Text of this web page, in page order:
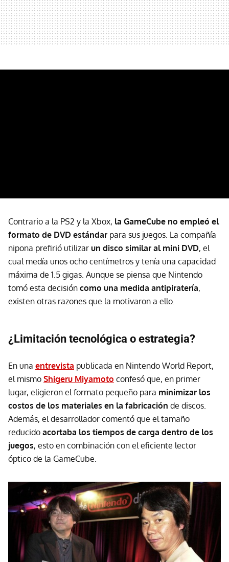
Contrario a la PS2 y la Xbox, la GameCube no empleó el
formato de DVD estándar para sus juegos. La compañía
nipona prefirió utilizar un disco similar al mini DVD, el
cual medía unos ocho centímetros y tenía una capacidad
máxima de 1.5 gigas. Aunque se piensa que Nintendo
tomó esta decisión como una medida antipiratería,
existen otras razones que la motivaron a ello.
¿Limitación tecnológica o estrategia?
En una entrevista publicada en Nintendo World Report,
el mismo Shigeru Miyamoto confesó que, en primer
lugar, eligieron el formato pequeño para minimizar los
costos de los materiales en la fabricación de discos.
Además, el desarrollador comentó que el tamaño
reducido acortaba los tiempos de carga dentro de los
juegos, esto en combinación con el eficiente lector
óptico de la GameCube.